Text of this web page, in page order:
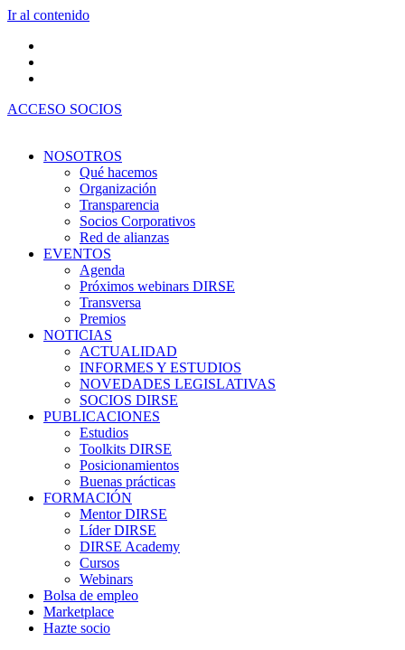
Ir al contenido
ACCESO SOCIOS
NOSOTROS
Qué hacemos
Organización
Transparencia
Socios Corporativos
Red de alianzas
EVENTOS
Agenda
Próximos webinars DIRSE
Transversa
Premios
NOTICIAS
ACTUALIDAD
INFORMES Y ESTUDIOS
NOVEDADES LEGISLATIVAS
SOCIOS DIRSE
PUBLICACIONES
Estudios
Toolkits DIRSE
Posicionamientos
Buenas prácticas
FORMACIÓN
Mentor DIRSE
Líder DIRSE
DIRSE Academy
Cursos
Webinars
Bolsa de empleo
Marketplace
Hazte socio